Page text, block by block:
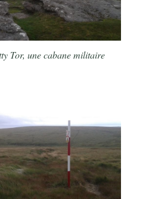
Tor, une cabane militaire